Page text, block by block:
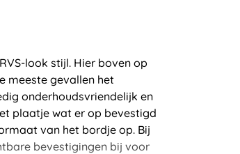
look stijl. Hier boven op
meeste gevallen het
onderhoudsvriendelijk en
plaatje wat er op bevestigd
van het bordje op. Bij
bevestigingen bij voor